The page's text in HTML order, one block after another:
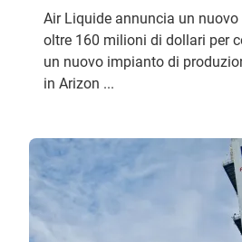
Air Liquide annuncia un
oltre 160 milioni di dollari per
un nuovo impianto di
in Arizon ...